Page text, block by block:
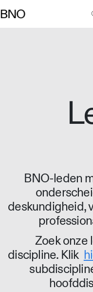
BNO-leden
deskundigheid,
Zoek onze
discipline. Klik